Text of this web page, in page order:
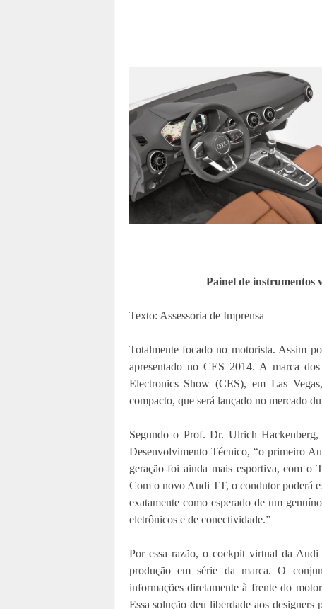
Painel de instrumentos
Texto: Assessoria de Imprensa
Totalmente focado no motorista. Assim
apresentado no CES 2014. A marca
Electronics Show (CES), em Las
compacto, que será lançado no mercado
Segundo o Prof. Dr. Ulrich
Desenvolvimento Técnico, “o primeiro
geração foi ainda mais esportiva, com
Com o novo Audi TT, o condutor poderá
exatamente como esperado de um
eletrônicos e de conectividade.”
Por essa razão, o cockpit virtual da
produção em série da marca. O
informações diretamente à frente do
Essa solução deu liberdade aos